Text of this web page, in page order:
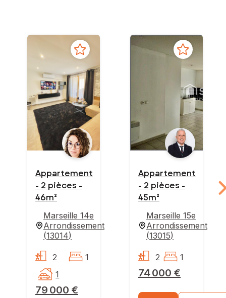
Appartement
- 2 pièces -
46m²
Marseille 14e
Arrondissement
(13014)
79 000 €
2
1
1
Appartement
- 2 pièces -
45m²
Marseille 15e
Arrondissement
(13015)
74 000 €
2 1